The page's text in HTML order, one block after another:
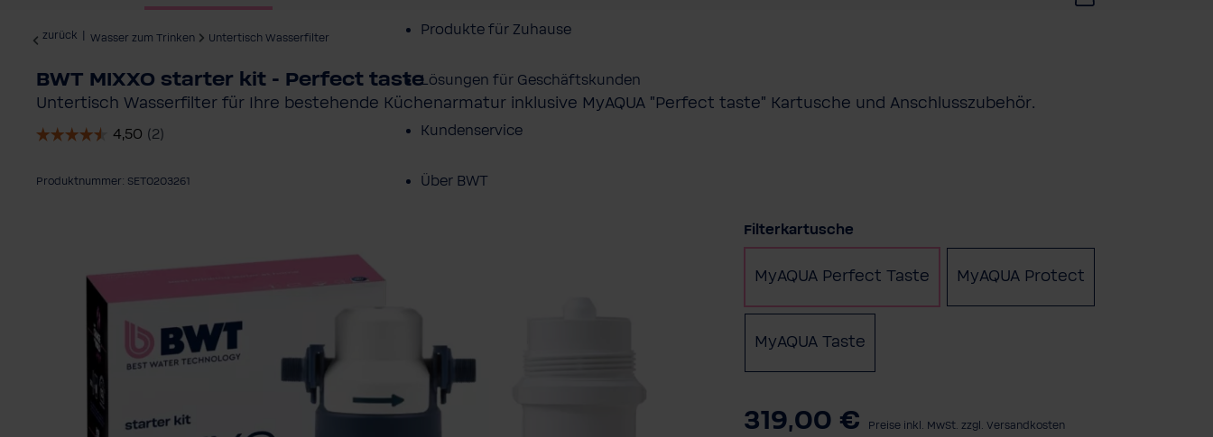
Produkte für Zuhause
Lösungen für Geschäftskunden
Kundenservice
Über BWT
zurück Wasser zum Trinken Untertisch Wasserfilter
BWT MIXXO starter kit - Perfect taste
Untertisch Wasserfilter für Ihre bestehende Küchenarmatur inklusive MyAQUA "Perfect taste" Kartusche und Anschlusszubehör.
Produktnummer: SET0203261
Filterkartusche
MyAQUA Perfect Taste MyAQUA Protect
MyAQUA Taste
319,00 € Preise inkl. MwSt. zzgl. Versandkosten